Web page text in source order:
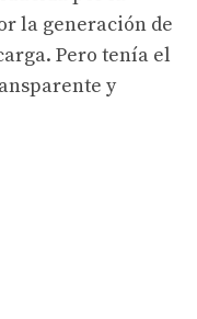
la generación de
Pero tenía el
y